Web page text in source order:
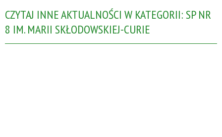
CZYTAJ INNE AKTUALNOŚCI W KATEGORII: SP NR
8 IM. MARII SKŁODOWSKIEJ-CURIE